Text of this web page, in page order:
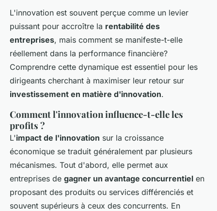
L'innovation est souvent perçue comme un levier
puissant pour accroître la rentabilité des
entreprises, mais comment se manifeste-t-elle
réellement dans la performance financière?
Comprendre cette dynamique est essentiel pour les
dirigeants cherchant à maximiser leur retour sur
investissement en matière d'innovation.
Comment l'innovation influence-t-elle les
profits ?
L'impact de l'innovation sur la croissance
économique se traduit généralement par plusieurs
mécanismes. Tout d'abord, elle permet aux
entreprises de gagner un avantage concurrentiel en
proposant des produits ou services différenciés et
souvent supérieurs à ceux des concurrents. En